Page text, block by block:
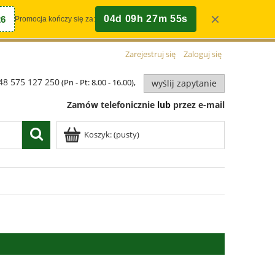
Zarejestruj się Zaloguj się
575 127 250(Pn - Pt: 8.00 - 16.00),
wyślij zapytanie
Zamów telefonicznie lub przez e-mail
Koszyk:(pusty)
Promocja kończy się za: 04d 09h 27m 55s ×